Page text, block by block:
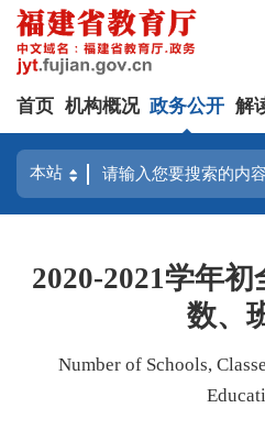
首页 机构概况 政务公开 解
2020-2021学年
数、
Number of Schools,